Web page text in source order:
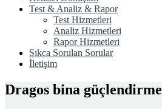
Test & Analiz & Rapor
Test Hizmetleri
Analiz Hizmetleri
Rapor Hizmetleri
Sıkca Sorulan Sorular
İletişim
Dragos bina güçlendirme